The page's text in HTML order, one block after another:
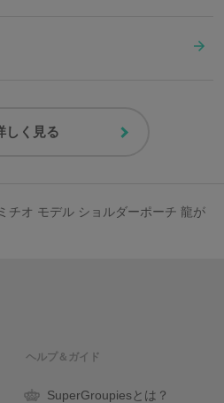
しく見る
チオ モデル ショルダーポーチ 龍が
ヘルプ＆ガイド
SuperGroupiesとは？